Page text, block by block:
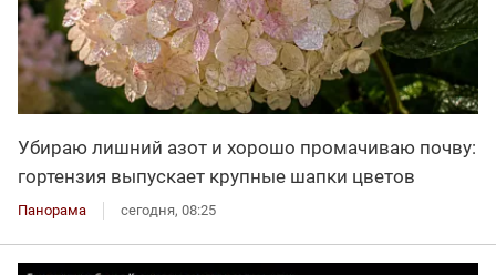
Убираю лишний азот и хорошо промачиваю почву:
гортензия выпускает крупные шапки цветов
Панорама сегодня, 08:25